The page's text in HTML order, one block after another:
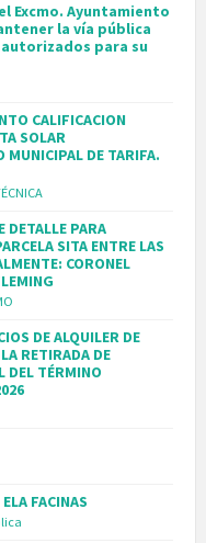
Excmo. Ayuntamiento
la vía pública
para su
CALIFICACION
SOLAR
MUNICIPAL DE TARIFA.
DETALLE PARA
SITA ENTRE LAS
CORONEL
DE ALQUILER DE
RETIRADA DE
DEL TÉRMINO
FACINAS